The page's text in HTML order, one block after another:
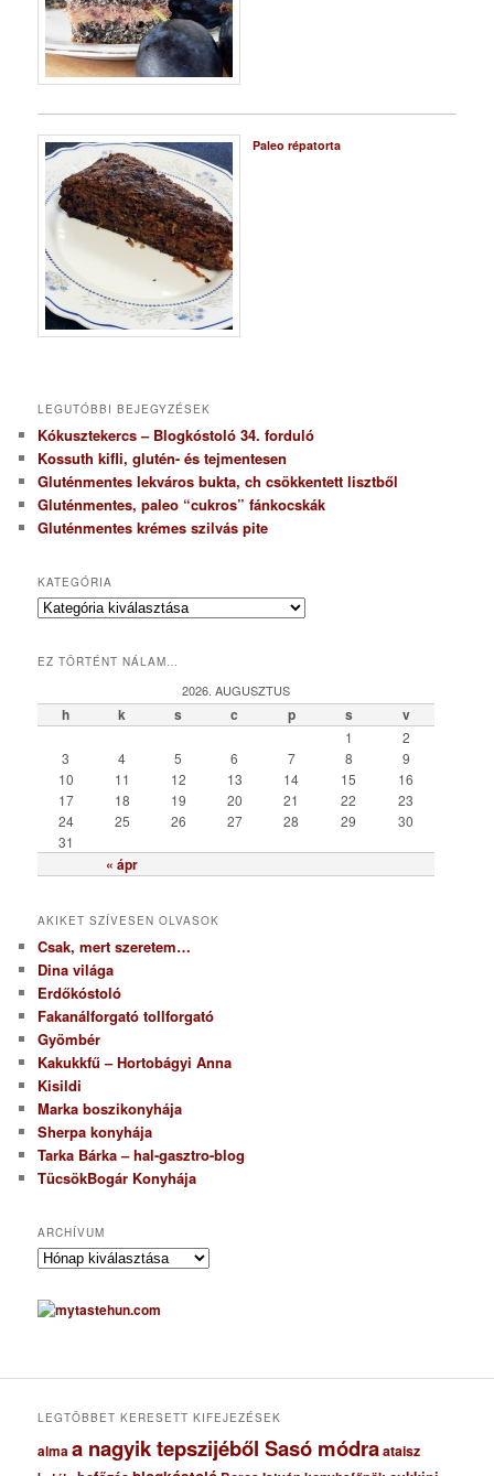
Paleo répatorta
LEGUTÓBBI BEJEGYZÉSEK
Kókusztekercs – Blogkóstoló 34. forduló
Kossuth kifli, glutén- és tejmentesen
Gluténmentes lekváros bukta, ch csökkentett lisztből
Gluténmentes, paleo “cukros” fánkocskák
Gluténmentes krémes szilvás pite
KATEGÓRIA
K
e
r
EZ TÖRTÉNT NÁLAM…
2026. AUGUSZTUS
h k s c p s v
« ápr
1
2
3
4 5 6 7 8
9
10
11 12 13 14 15
16
17
18 19 20 21 22
23
24
25 26 27 28 29
30
31
AKIKET SZÍVESEN OLVASOK
Csak, mert szeretem…
Dina világa
Erdőkóstoló
Fakanálforgató tollforgató
Gyömbér
Kakukkfű – Hortobágyi Anna
Kisildi
Marka boszikonyhája
Sherpa konyhája
Tarka Bárka – hal-gasztro-blog
TücsökBogár Konyhája
ARCHÍVUM
A
c
h
u
LEGTÖBBET KERESETT KIFEJEZÉSEK
almaa nagyik tepszijéből Sasó módraataisz